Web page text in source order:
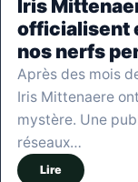
Iris
officialisent
nos nerfs
Après des mois
Iris Mittenaere
mystère. Une
réseaux…
Lire